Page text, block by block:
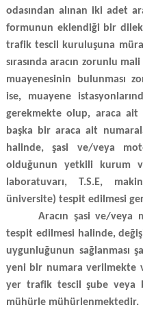
odasından alınan iki adet
formunun eklendiği bir
trafik tescil kuruluşuna
sırasında aracın zorunlu
muayenesinin bulunması
ise, muayene
gerekmekte olup, araca ait
başka bir araca ait
halinde, şasi ve/veya
olduğunun yetkili kurum
laboratuvarı, T.S.E,
üniversite) tespit edilmesi
Aracın şasi ve/veya
tespit edilmesi halinde,
uygunluğunun sağlanması
yeni bir numara verilmekte
yer trafik tescil şube veya
mühürle mühürlenmektedir.